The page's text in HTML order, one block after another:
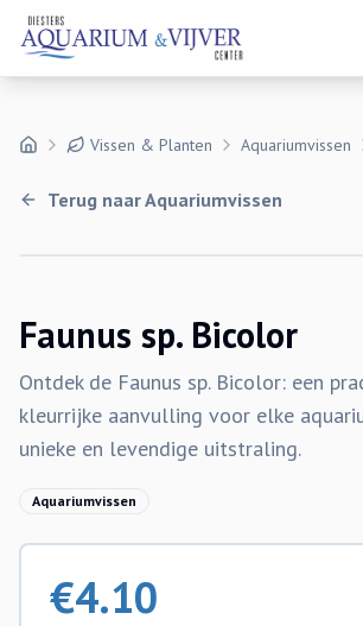
Vissen & Planten Aquariumvissen
Terug naarAquariumvissen
Faunus sp. Bicolor
Ontdek de Faunus sp. Bicolor: een
kleurrijke aanvulling voor elke
unieke en levendige uitstraling.
Aquariumvissen
€4.10